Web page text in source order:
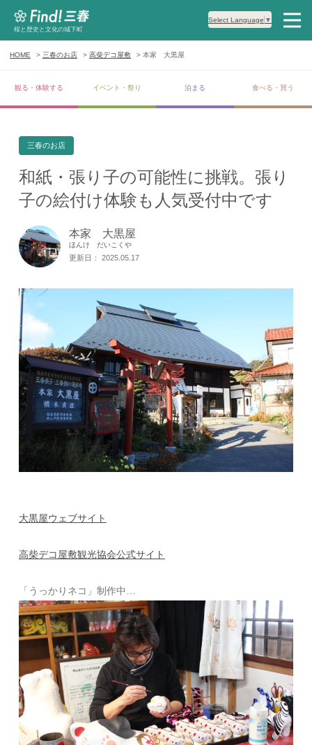
桜と歴史と文化の城下町
Select Language ▼
HOME 三春のお店 高柴デコ屋敷 本家 大黒屋
観る・体験する イベント・祭り 泊まる 食べる・買う
三春のお店
和紙・張り子の可能性に挑戦。張り
子の絵付け体験も人気受付中です
本家 大黒屋
ほんけ だいこくや
更新日： 2025.05.17
大黒屋ウェブサイト
高柴デコ屋敷観光協会公式サイト
「うっかりネコ」制作中…